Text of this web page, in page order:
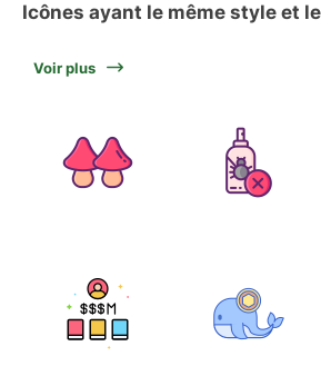
Icônes ayant le même style et
Voir plus